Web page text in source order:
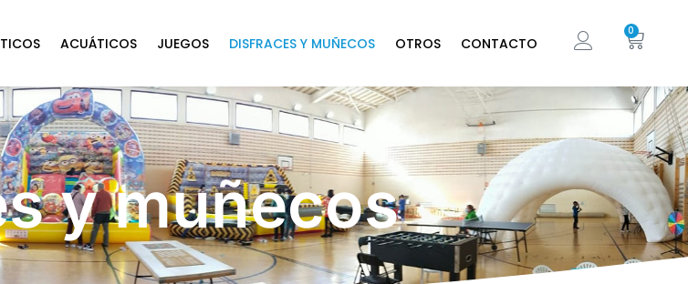
ACUÁTICOS JUEGOS DISFRACES Y MUÑECOS OTROS CONTACTO
0
y muñecos